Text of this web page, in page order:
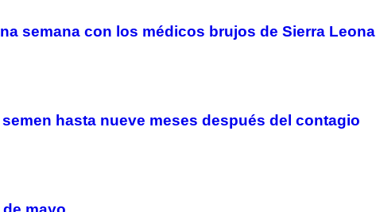
semana con los médicos brujos de Sierra Leona
hasta nueve meses después del contagio